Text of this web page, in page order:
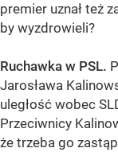
premier uznał też
by wyzdrowieli?
Ruchawka w PSL.
Jarosława
uległość wobec
Przeciwnicy
że trzeba go